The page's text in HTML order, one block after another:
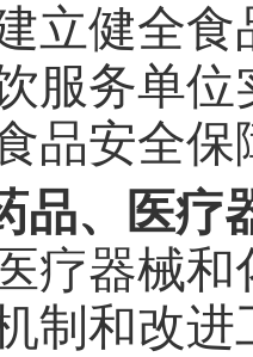
立健全
服务单
品安全保
品、医
疗器械
制和改